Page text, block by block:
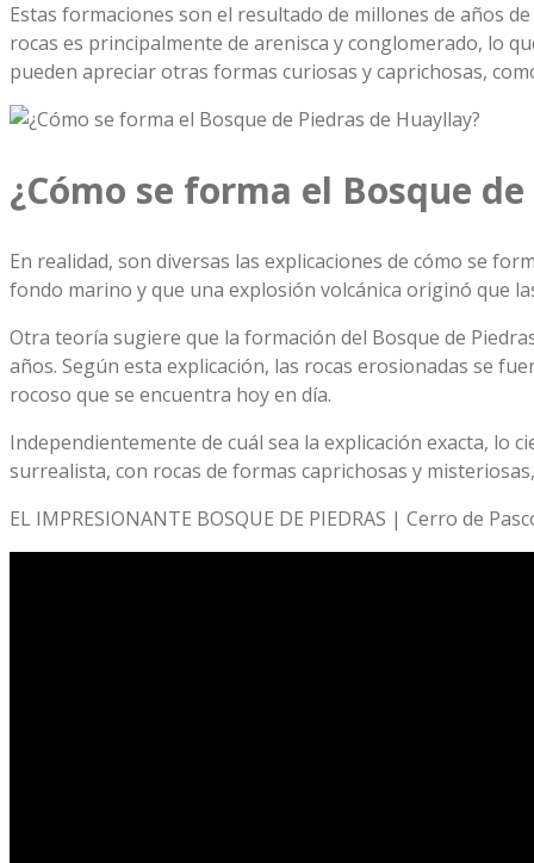
Estas formaciones son el resultado de millones de años
rocas es principalmente de arenisca y conglomerado, lo
pueden apreciar otras formas curiosas y caprichosas,
¿Cómo se forma el Bosque
En realidad, son diversas las explicaciones de cómo se
fondo marino y que una explosión volcánica originó que
Otra teoría sugiere que la formación del Bosque de
años. Según esta explicación, las rocas erosionadas se
rocoso que se encuentra hoy en día.
Independientemente de cuál sea la explicación exacta, lo
surrealista, con rocas de formas caprichosas y
EL IMPRESIONANTE BOSQUE DE PIEDRAS | Cerro de